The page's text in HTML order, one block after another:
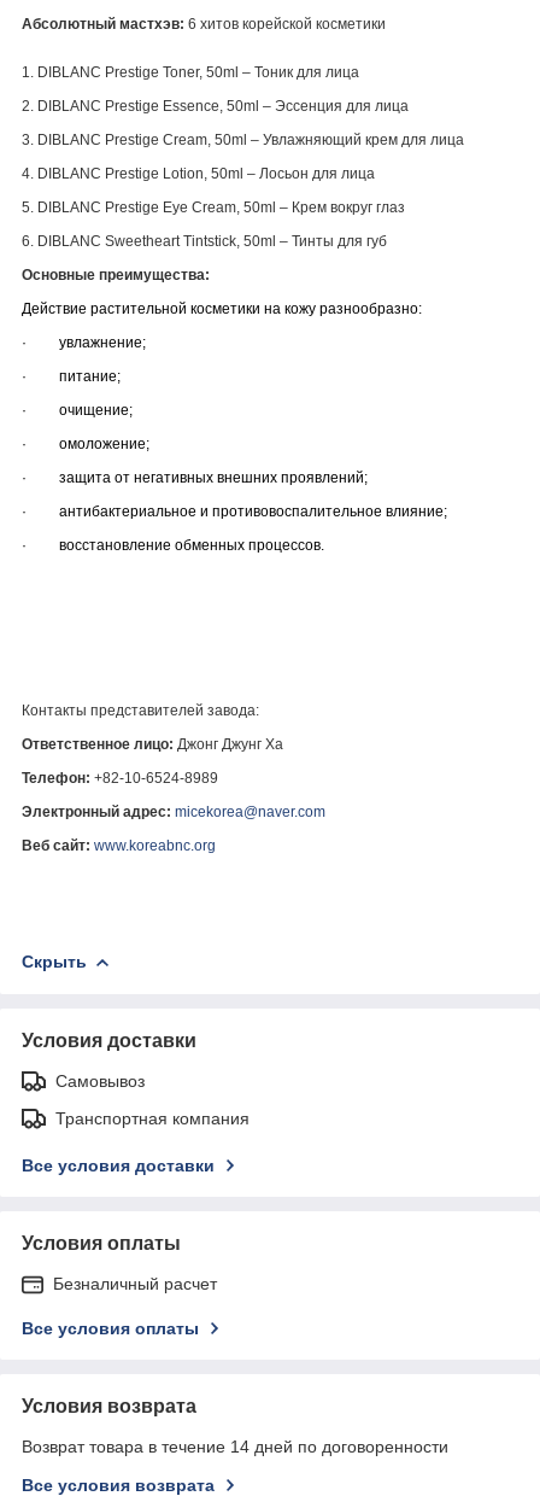
Абсолютный мастхэв: 6 хитов корейской косметики
1. DIBLANC Prestige Toner, 50ml – Тоник для лица
2. DIBLANC Prestige Essence , 50ml – Эссенция для лица
3. DIBLANC Prestige Cream, 50ml – Увлажняющий крем для лица
4. DIBLANC Prestige Lotion, 50ml – Лосьон для лица
5. DIBLANC Prestige Eye Cream, 50ml – Крем вокруг глаз
6. DIBLANC Sweetheart Tintstick, 50ml – Тинты для губ
Основные преимущества:
Действие растительной косметики на кожу разнообразно:
·
увлажнение;
·
питание;
·
очищение;
·
омоложение;
·
защита от негативных внешних проявлений;
·
антибактериальное и противовоспалительное влияние;
·
восстановление обменных процессов.
Контакты представителей завода:
Ответственное лицо: Джонг Джунг Ха
Телефон: +82-10-6524-8989
Электронный адрес: micekorea@naver.com
Веб сайт: www.koreabnc.org
Скрыть
Условия доставки
Самовывоз
Транспортная компания
Все условия доставки
Условия оплаты
Безналичный расчет
Все условия оплаты
Условия возврата
Возврат товара в течение 14 дней по договоренности
Все условия возврата